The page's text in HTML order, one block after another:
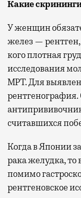
Какие
У женщин
желез —
кого плотная
исследования
МРТ. Для
рентгенография.
считавшихся
Когда в Японии
рака желудка, то
помимо
рентгеновское